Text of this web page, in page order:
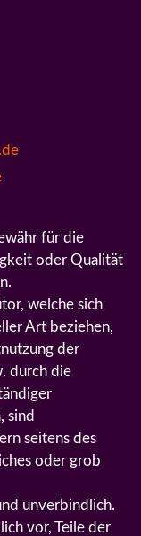
für die
oder Qualität
welche sich
Art beziehen,
der
durch die
sind
seitens des
oder grob
unverbindlich.
vor, Teile der